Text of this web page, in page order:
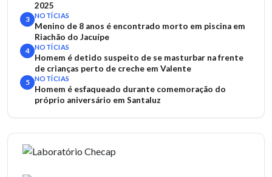
2025
3 NOTÍCIAS
Menino de 8 anos é encontrado morto em piscina em
Riachão do Jacuípe
4 NOTÍCIAS
Homem é detido suspeito de se masturbar na frente
de crianças perto de creche em Valente
5 NOTÍCIAS
Homem é esfaqueado durante comemoração do
próprio aniversário em Santaluz